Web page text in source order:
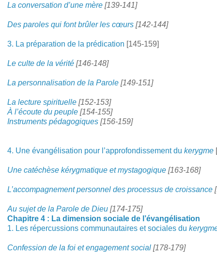
La conversation d’une mère [139-141]
Des paroles qui font brûler les cœurs [142-144]
3. La préparation de la prédication [145-159]
Le culte de la vérité [146-148]
La personnalisation de la Parole [149-151]
La lecture spirituelle [152-153]
À l’écoute du peuple [154-155]
Instruments pédagogiques [156-159]
4. Une évangélisation pour l’approfondissement du kerygme
Une catéchèse kérygmatique et mystagogique [163-168]
L’accompagnement personnel des processus de croissance
Au sujet de la Parole de Dieu [174-175]
Chapitre 4 : La dimension sociale de l’évangélisation
1. Les répercussions communautaires et sociales du
Confession de la foi et engagement social [178-179]